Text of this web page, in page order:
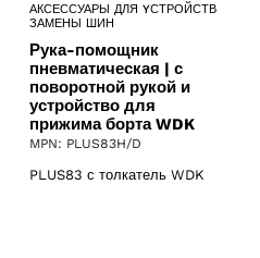
АКСЕССУАРЫ ДЛЯ YСТРОЙСТВ
ЗАМЕНЫ ШИН
Рука-помощник
пневматическая | с
поворотной рукой и
устройство для
прижима борта WDK
MPN: PLUS83H/D
PLUS83 с толкатель WDK